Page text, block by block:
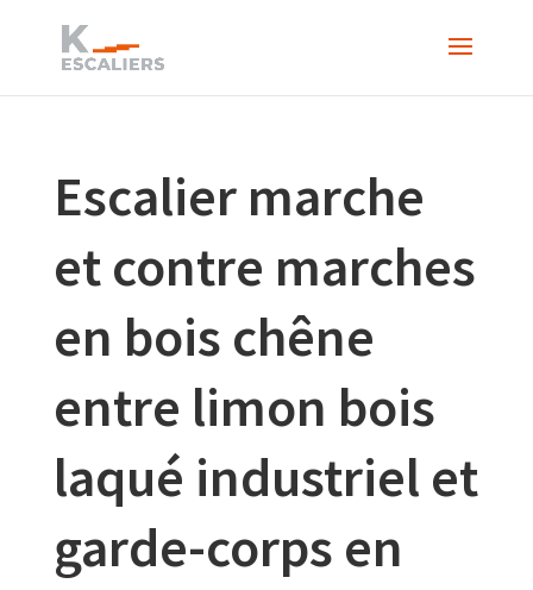
Escalier marche
et contre marches
en bois chêne
entre limon bois
laqué industriel et
garde-corps en